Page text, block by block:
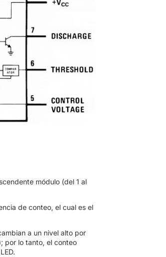
módulo (del 1 al
de conteo, el cual es el
a un nivel alto por
por lo tanto, el conteo